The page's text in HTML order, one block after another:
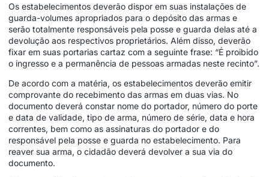
Os estabelecimentos deverão dispor em suas instalações de
guarda-volumes apropriados para o depósito das armas e
serão totalmente responsáveis pela posse e guarda delas até a
devolução aos respectivos proprietários. Além disso, deverão
fixar em suas portarias cartaz com a seguinte frase: “É proibido
o ingresso e a permanência de pessoas armadas neste recinto”.
De acordo com a matéria, os estabelecimentos deverão emitir
comprovante do recebimento das armas em duas vias. No
documento deverá constar nome do portador, número do porte
e data de validade, tipo de arma, número de série, data e hora
correntes, bem como as assinaturas do portador e do
responsável pela posse e guarda no estabelecimento. Para
reaver sua arma, o cidadão deverá devolver a sua via do
documento.